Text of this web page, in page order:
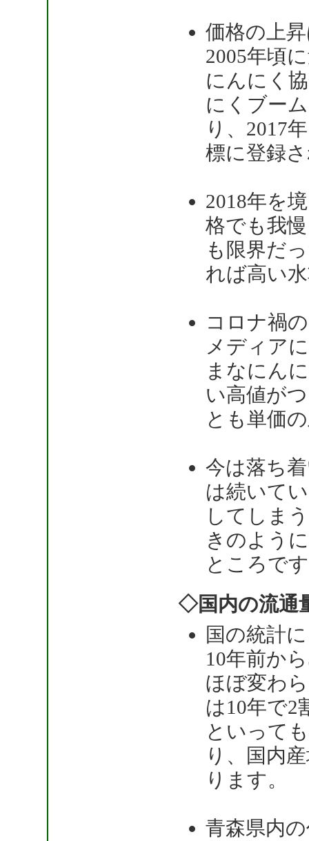
価格の上
2005年頃
にんにく
にくブー
り、2017
標に登録
2018年を
格でも我
も限界だ
れば高い
コロナ禍
メディア
まなにん
い高値が
とも単価
今は落ち
は続いて
してしま
きのよう
ところで
◇国内の流通
国の統計
10年前か
ほぼ変わ
は10年で2
といって
り、国内
ります。
青森県内